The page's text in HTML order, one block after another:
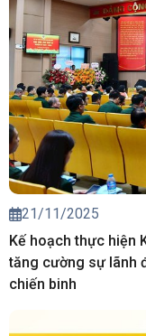
21/11/2025
Kế hoạch thực hiện
tăng cường sự lãnh
chiến binh